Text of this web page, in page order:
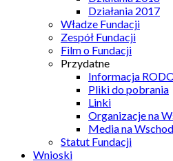
Działania 2017
Władze Fundacji
Zespół Fundacji
Film o Fundacji
Przydatne
Informacja
Pliki do pobrania
Linki
Organizacje na
Media na
Statut Fundacji
Wnioski